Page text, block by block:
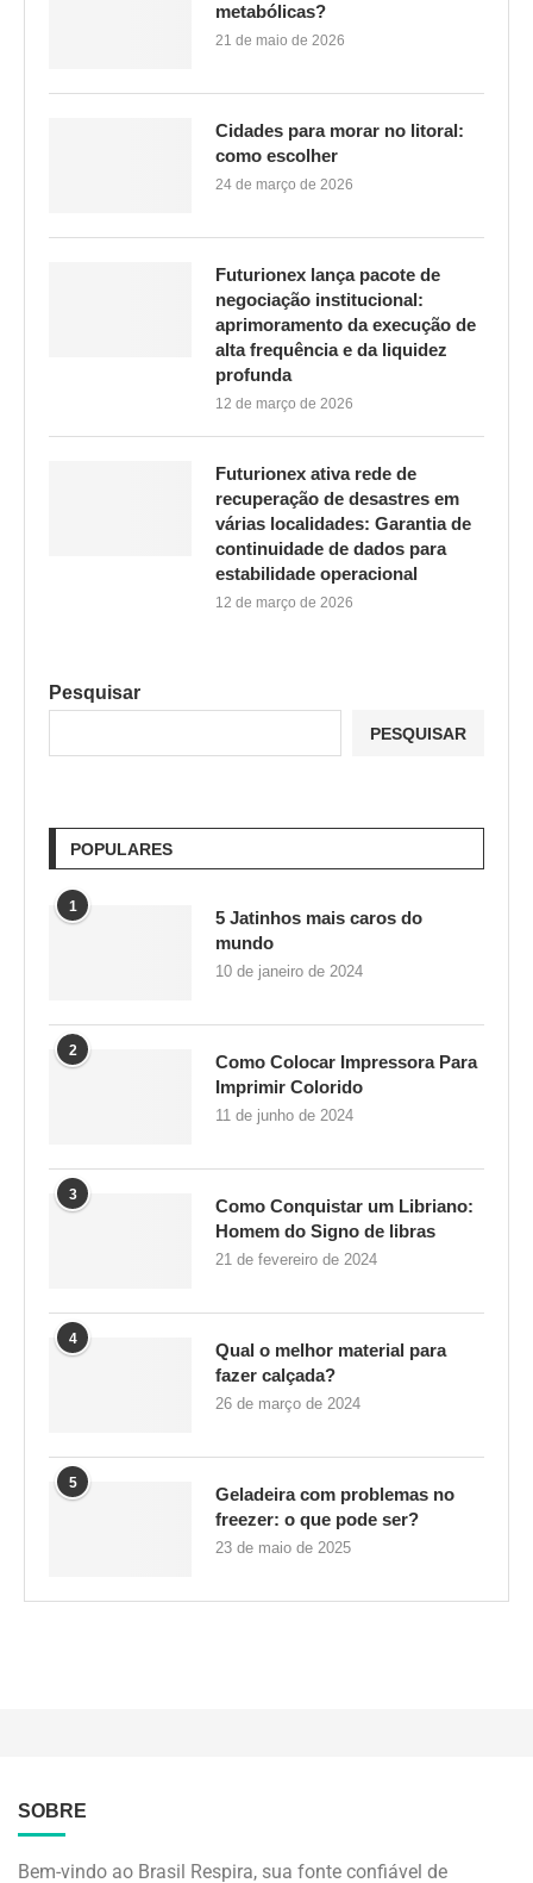
metabólicas?
21 de maio de 2026
Cidades para morar no litoral:
como escolher
24 de março de 2026
Futurionex lança pacote de
negociação institucional:
aprimoramento da execução de
alta frequência e da liquidez
profunda
12 de março de 2026
Futurionex ativa rede de
recuperação de desastres em
várias localidades: Garantia de
continuidade de dados para
estabilidade operacional
12 de março de 2026
Pesquisar
PESQUISAR
POPULARES
1
5 Jatinhos mais caros do
mundo
10 de janeiro de 2024
2
Como Colocar Impressora Para
Imprimir Colorido
11 de junho de 2024
3
Como Conquistar um Libriano:
Homem do Signo de libras
21 de fevereiro de 2024
4
Qual o melhor material para
fazer calçada?
26 de março de 2024
5
Geladeira com problemas no
freezer: o que pode ser?
23 de maio de 2025
SOBRE
Bem-vindo ao Brasil Respira, sua fonte confiável de